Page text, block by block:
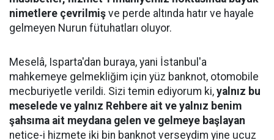
nimetlere çevrilmiş ve perde altında hatır ve hayale
gelmeyen Nurun fütuhatları oluyor.
Meselâ, Isparta'dan buraya, yani İstanbul'a
mahkemeye gelmekliğim için yüz banknot, otomobile
mecburiyetle verildi. Sizi temin ediyorum ki, yalnız bu
meselede ve yalnız Rehbere ait ve yalnız benim
şahsıma ait meydana gelen ve gelmeye başlayan
netice-i hizmete iki bin banknot verseydim yine ucuz